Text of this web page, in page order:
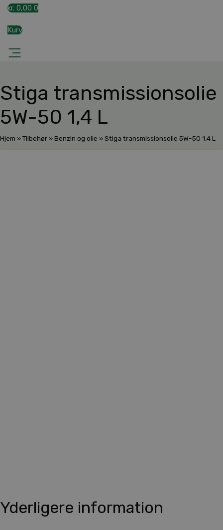
kr. 0,00 0
Kurv
Stiga transmissionsolie
5W-50 1,4 L
Hjem »Tilbehør»Benzin og olie »Stiga transmissionsolie 5W-50 1,4 L
Yderligere information